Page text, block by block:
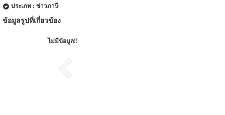
ประเภท : ข่าวภาษี
ข้อมูลรูปที่เกี่ยวข้อง
ไม่มีข้อมูล!!